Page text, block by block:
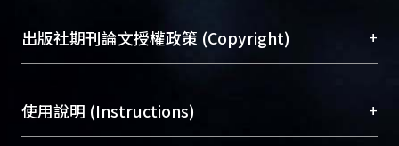
To permanently archive and promote researcher
profiles and scholarly works, Library integrates the
services of “NTU Repository” with “Academic
開放取用是從使用者角度提升資訊取用性的社會運
動，應用在學術研究上是透過將研究著作公開供使
用逐年攀升。同時可加速研究發展、提升研究影響
出版社期刊論文授權政策 (Copyright) +
含部分內容的版權非匯入者所有，或由第三方贊
助與合作完成，請確認該版權所有者及第三方同
使用說明 (Instructions) +